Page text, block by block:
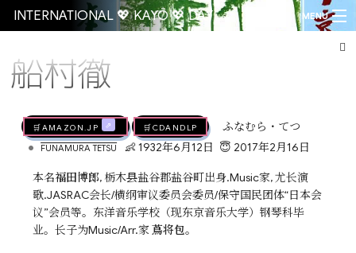
INTERNATIONAL 💖 KAYŌ 💖 DAY MENU
船村徹
🛒AMAZON.jp 🛒CDandLP ふなむら・てつ
• FUNAMURA TETSU 👶 1932年6月12日 😇 2017年2月16日
本名福田博郎, 栃木县盐谷郡盐谷町出身.Music家, 尤长演
歌.JASRAC会长/横纲审议委员会委员/保守国民团体“日本会
议”会员等。东洋音乐学校（现东京音乐大学）钢琴科毕
业。长子为Music/Arr.家蔦将包。